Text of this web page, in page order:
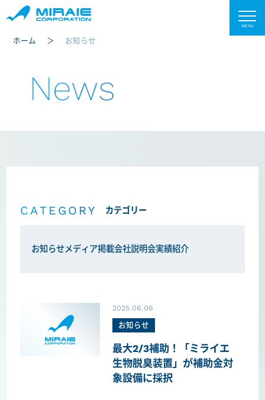
News
ホーム お知らせ
CATEGORY カテゴリー
お知らせメディア掲載会社説明会実績紹介
2025.06.06
お知らせ
最大2/3補助！「ミライエ
生物脱臭装置」が補助金対
象設備に採択